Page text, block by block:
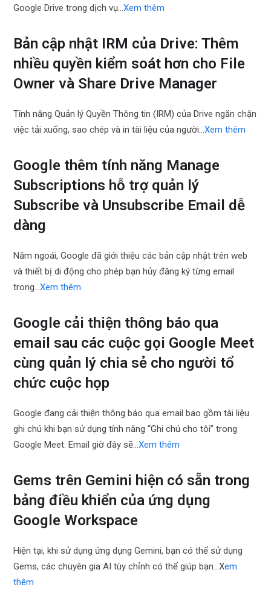
Google Drive trong dịch vụ…Xem thêm
Bản cập nhật IRM của Drive: Thêm
nhiều quyền kiểm soát hơn cho File
Owner và Share Drive Manager
Tính năng Quản lý Quyền Thông tin (IRM) của Drive ngăn chặn
việc tải xuống, sao chép và in tài liệu của người…Xem thêm
Google thêm tính năng Manage
Subscriptions hỗ trợ quản lý
Subscribe và Unsubscribe Email dễ
dàng
Năm ngoái, Google đã giới thiệu các bản cập nhật trên web
và thiết bị di động cho phép bạn hủy đăng ký từng email
trong…Xem thêm
Google cải thiện thông báo qua
email sau các cuộc gọi Google Meet
cùng quản lý chia sẻ cho người tổ
chức cuộc họp
Google đang cải thiện thông báo qua email bao gồm tài liệu
ghi chú khi bạn sử dụng tính năng “Ghi chú cho tôi” trong
Google Meet. Email giờ đây sẽ…Xem thêm
Gems trên Gemini hiện có sẵn trong
bảng điều khiển của ứng dụng
Google Workspace
Hiện tại, khi sử dụng ứng dụng Gemini, bạn có thể sử dụng
Gems, các chuyên gia AI tùy chỉnh có thể giúp bạn…Xem
thêm